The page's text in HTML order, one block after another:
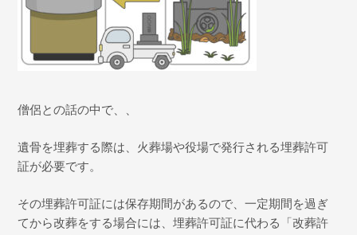
僧侶との話の中で、、
遺骨を埋葬する際は、火葬場や役場で発行される埋葬許可
証が必要です。
その埋葬許可証には保存期間があるので、一定期間を過ぎ
てから改葬をする場合には、埋葬許可証に代わる「改葬許